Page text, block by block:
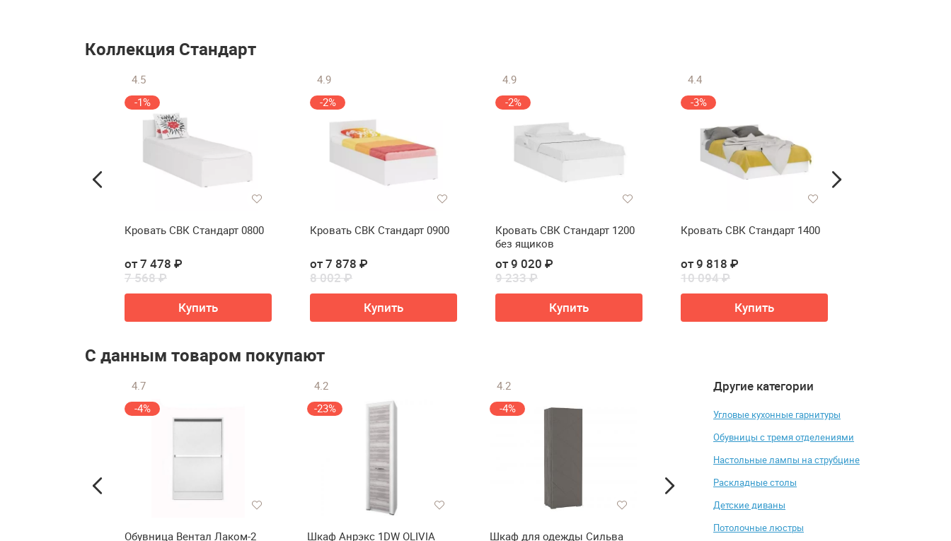
Коллекция Стандарт
4.5
-1%
Кровать СВК Стандарт 0800
от 7 478 ₽
7 568 ₽
Купить
4.9
-2%
Кровать СВК Стандарт 0900
от 7 878 ₽
8 002 ₽
Купить
4.9
-2%
Кровать СВК Стандарт 1200
без ящиков
от 9 020 ₽
9 233 ₽
Купить
4.4
-3%
Кровать СВК Стандарт 1400
от 9 818 ₽
10 094 ₽
Купить
С данным товаром покупают
Другие категории
Угловые кухонные гарнитуры
Обувницы с тремя отделениями
Настольные лампы на струбцине
Раскладные столы
Детские диваны
Потолочные люстры
4.7
-4%
Обувница Вентал Лаком-2
4.2
-23%
Шкаф Анрэкс 1DW OLIVIA
4.2
-4%
Шкаф для одежды Сильва
МАТРАС Лонакс ППУ S1000